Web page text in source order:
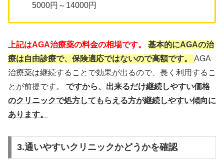
5000円～14000円
上記はAGA治療薬の料金の相場です。 基本的にAGAの治
療は自由診療で、保険適応ではないので高額です。 AGA
治療薬は継続することで効果が出るので、長く利用するこ
とが前提です。 ですから、出来るだけ継続しやすい価格
のクリニックで処方してもらえる方が継続しやすい傾向に
あります。
3.通いやすいクリニックかどうかを確認